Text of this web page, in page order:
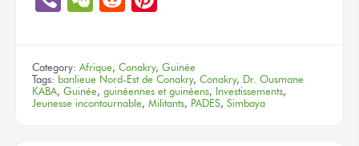
Category: Afrique, Conakry, Guinée
Tags: banlieue Nord-Est de Conakry, Conakry, Dr. Ousmane
KABA, Guinée, guinéennes et guinéens, Investissements,
Jeunesse incontournable, Militants, PADES, Simbaya